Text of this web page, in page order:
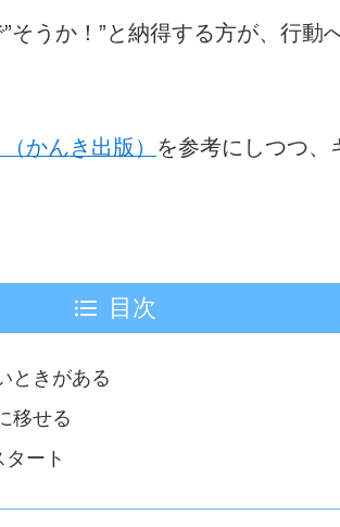
そうか！”と納得する方が、行動
かんき出版） を参考にしつつ、
目次
ときがある
移せる
タート